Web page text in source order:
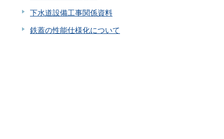
下水道設備工事関係資料
鉄蓋の性能仕様化について